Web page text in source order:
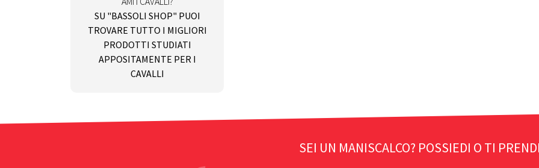
SU "BASSOLI SHOP" PUOI
TROVARE TUTTO I MIGLIORI
PRODOTTI STUDIATI
APPOSITAMENTE PER I
CAVALLI
SEI UN MANISCALCO? POSSIEDI O TI